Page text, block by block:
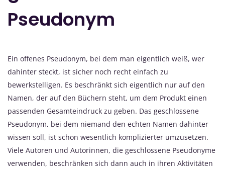
Pseudonym
Ein offenes Pseudonym, bei dem man eigentlich weiß, wer
dahinter steckt, ist sicher noch recht einfach zu
bewerkstelligen. Es beschränkt sich eigentlich nur auf den
Namen, der auf den Büchern steht, um dem Produkt einen
passenden Gesamteindruck zu geben. Das geschlossene
Pseudonym, bei dem niemand den echten Namen dahinter
wissen soll, ist schon wesentlich komplizierter umzusetzen.
Viele Autoren und Autorinnen, die geschlossene Pseudonyme
verwenden, beschränken sich dann auch in ihren Aktivitäten